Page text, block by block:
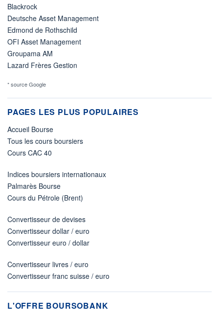
Blackrock
Deutsche Asset Management
Edmond de Rothschild
OFI Asset Management
Groupama AM
Lazard Frères Gestion
* source Google
PAGES LES PLUS POPULAIRES
Accueil Bourse
Tous les cours boursiers
Cours CAC 40
Indices boursiers internationaux
Palmarès Bourse
Cours du Pétrole (Brent)
Convertisseur de devises
Convertisseur dollar / euro
Convertisseur euro / dollar
Convertisseur livres / euro
Convertisseur franc suisse / euro
L'OFFRE BOURSOBANK